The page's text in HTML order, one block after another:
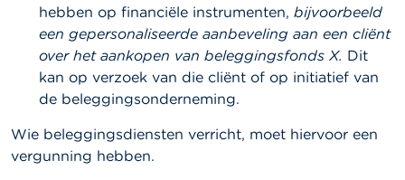
hebben op financiële instrumenten, bijvoorbeeld
een gepersonaliseerde aanbeveling aan een cliënt
over het aankopen van beleggingsfonds X. Dit
kan op verzoek van die cliënt of op initiatief van
de beleggingsonderneming.
Wie beleggingsdiensten verricht, moet hiervoor een
vergunning hebben.